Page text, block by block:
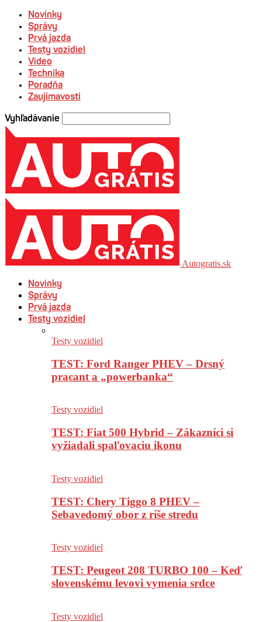
Novinky
Správy
Prvá jazda
Testy vozidiel
Video
Technika
Poradňa
Zaujímavosti
Vyhľadávanie
Autogratis.sk
Novinky
Správy
Prvá jazda
Testy vozidiel
Testy vozidiel
TEST: Ford Ranger PHEV – Drsný
pracant a „powerbanka“
Testy vozidiel
TEST: Fiat 500 Hybrid – Zákazníci si
vyžiadali spaľovaciu ikonu
Testy vozidiel
TEST: Chery Tiggo 8 PHEV –
Sebavedomý obor z ríše stredu
Testy vozidiel
TEST: Peugeot 208 TURBO 100 – Keď
slovenskému levovi vymenia srdce
Testy vozidiel